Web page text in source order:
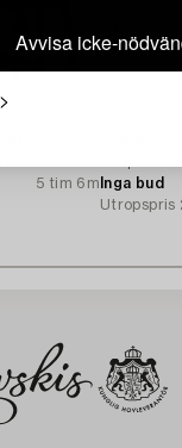
Avvisa icke-
5 tim 6m Inga bud
Utropspris